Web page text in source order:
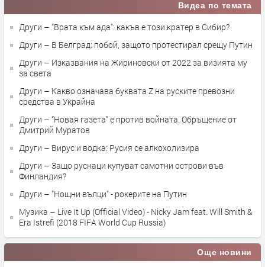
Видеа по темата
Други – "Врата към ада": какъв е този кратер в Сибир?
Други – В Белград: побой, защото протестирал срещу Путин
Други – Изказвания на Жириновски от 2022 за визията му
за света
Други – Какво означава буквата Z на руските превозни
средства в Украйна
Други – “Новая газета” е против войната. Обръщение от
Дмитрий Муратов
Други – Вирус и водка: Русия се алкохолизира
Други – Защо руснаци купуват самотни острови във
Финландия?
Други – "Нощни вълци" - рокерите на Путин
Музика – Live It Up (Official Video) - Nicky Jam feat. Will Smith &
Era Istrefi (2018 FIFA World Cup Russia)
Още новини